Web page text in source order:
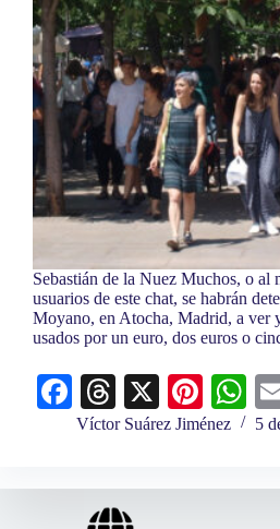
Sebastián de la Nuez Muchos, o al
usuarios de este chat, se habrán
Moyano, en Atocha, Madrid, a ver
usados por un euro, dos euros o
Fa
ce
ok
T
hr
ds
X
Pi
nt
es
W
ha
A
Víctor Suárez Jiménez 5